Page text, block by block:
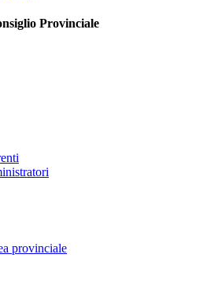
Provinciale
provinciale